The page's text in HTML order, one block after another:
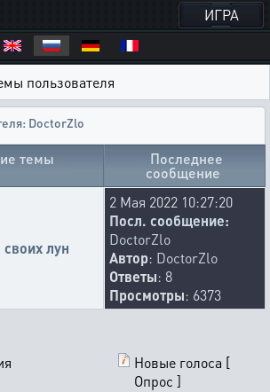
ИГРА
пользователя
DoctorZlo
темы Последнее
сообщение
лун
2 Мая 2022 10:27:20
Посл. сообщение:
DoctorZlo
Автор: DoctorZlo
Ответы: 8
Просмотры: 6373
Новые голоса [
Опрос ]